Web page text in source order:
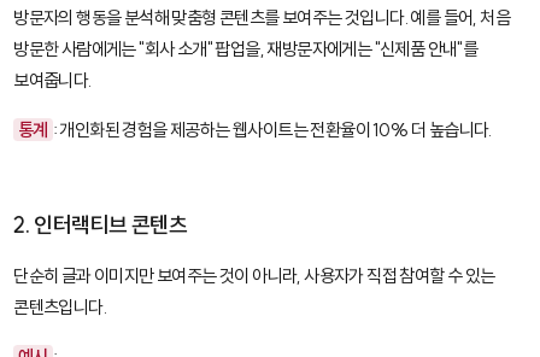
방문자의 행동을 분석해 맞춤형 콘텐츠를 보여주는 것입니다. 예를 들어, 처음
방문한 사람에게는 "회사 소개" 팝업을, 재방문자에게는 "신제품 안내"를
보여줍니다.
통계 : 개인화된 경험을 제공하는 웹사이트는 전환율이 10% 더 높습니다.
2. 인터랙티브 콘텐츠
단순히 글과 이미지만 보여주는 것이 아니라, 사용자가 직접 참여할 수 있는
콘텐츠입니다.